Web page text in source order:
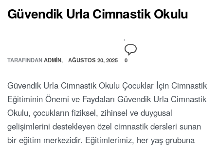
Güvendik Urla Cimnastik Okulu
TARAFINDANADMIN AĞUSTOS 20, 2025 0
Güvendik Urla Cimnastik Okulu Çocuklar İçin Cimnastik
Eğitiminin Önemi ve Faydaları Güvendik Urla Cimnastik
Okulu, çocukların fiziksel, zihinsel ve duygusal
gelişimlerini destekleyen özel cimnastik dersleri sunan
bir eğitim merkezidir. Eğitimlerimiz, her yaş grubuna